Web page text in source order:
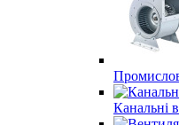
Канальні